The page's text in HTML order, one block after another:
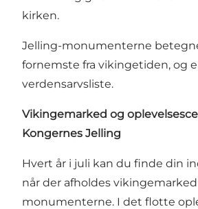
kirken.
Jelling-monumenterne
fornemste fra vikingetiden, og er
verdensarvsliste.
Vikingemarked og
Kongernes Jelling
Hvert år i juli kan du finde din
når der afholdes
monumenterne. I det flotte